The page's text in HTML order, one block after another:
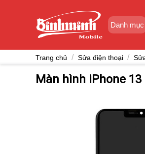
Danh mục
Trang chủ / Sửa điện thoại /
Màn hình iPhone 13